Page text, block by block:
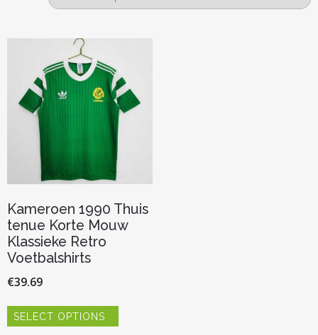
Kameroen 1990 Thuis
tenue Korte Mouw
Klassieke Retro
Voetbalshirts
€39.69
SELECT OPTIONS